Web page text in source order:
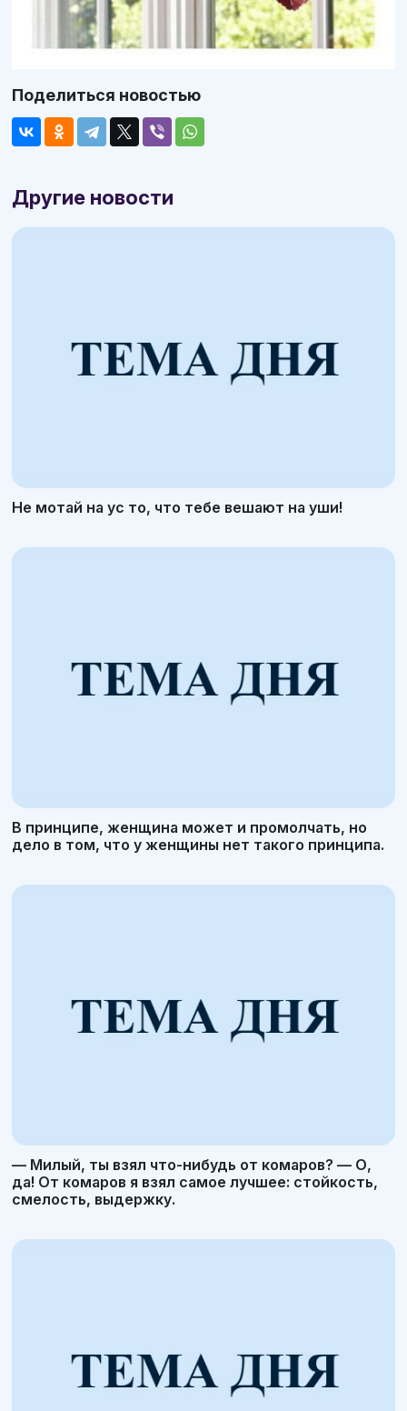
Поделиться новостью
Другие новости
Не мотай на ус то, что тебе вешают на уши!
В принципе, женщина может и промолчать, но
дело в том, что у женщины нет такого принципа.
— Милый, ты взял что-нибудь от комаров? — О,
да! От комаров я взял самое лучшее: стойкость,
смелость, выдержку.